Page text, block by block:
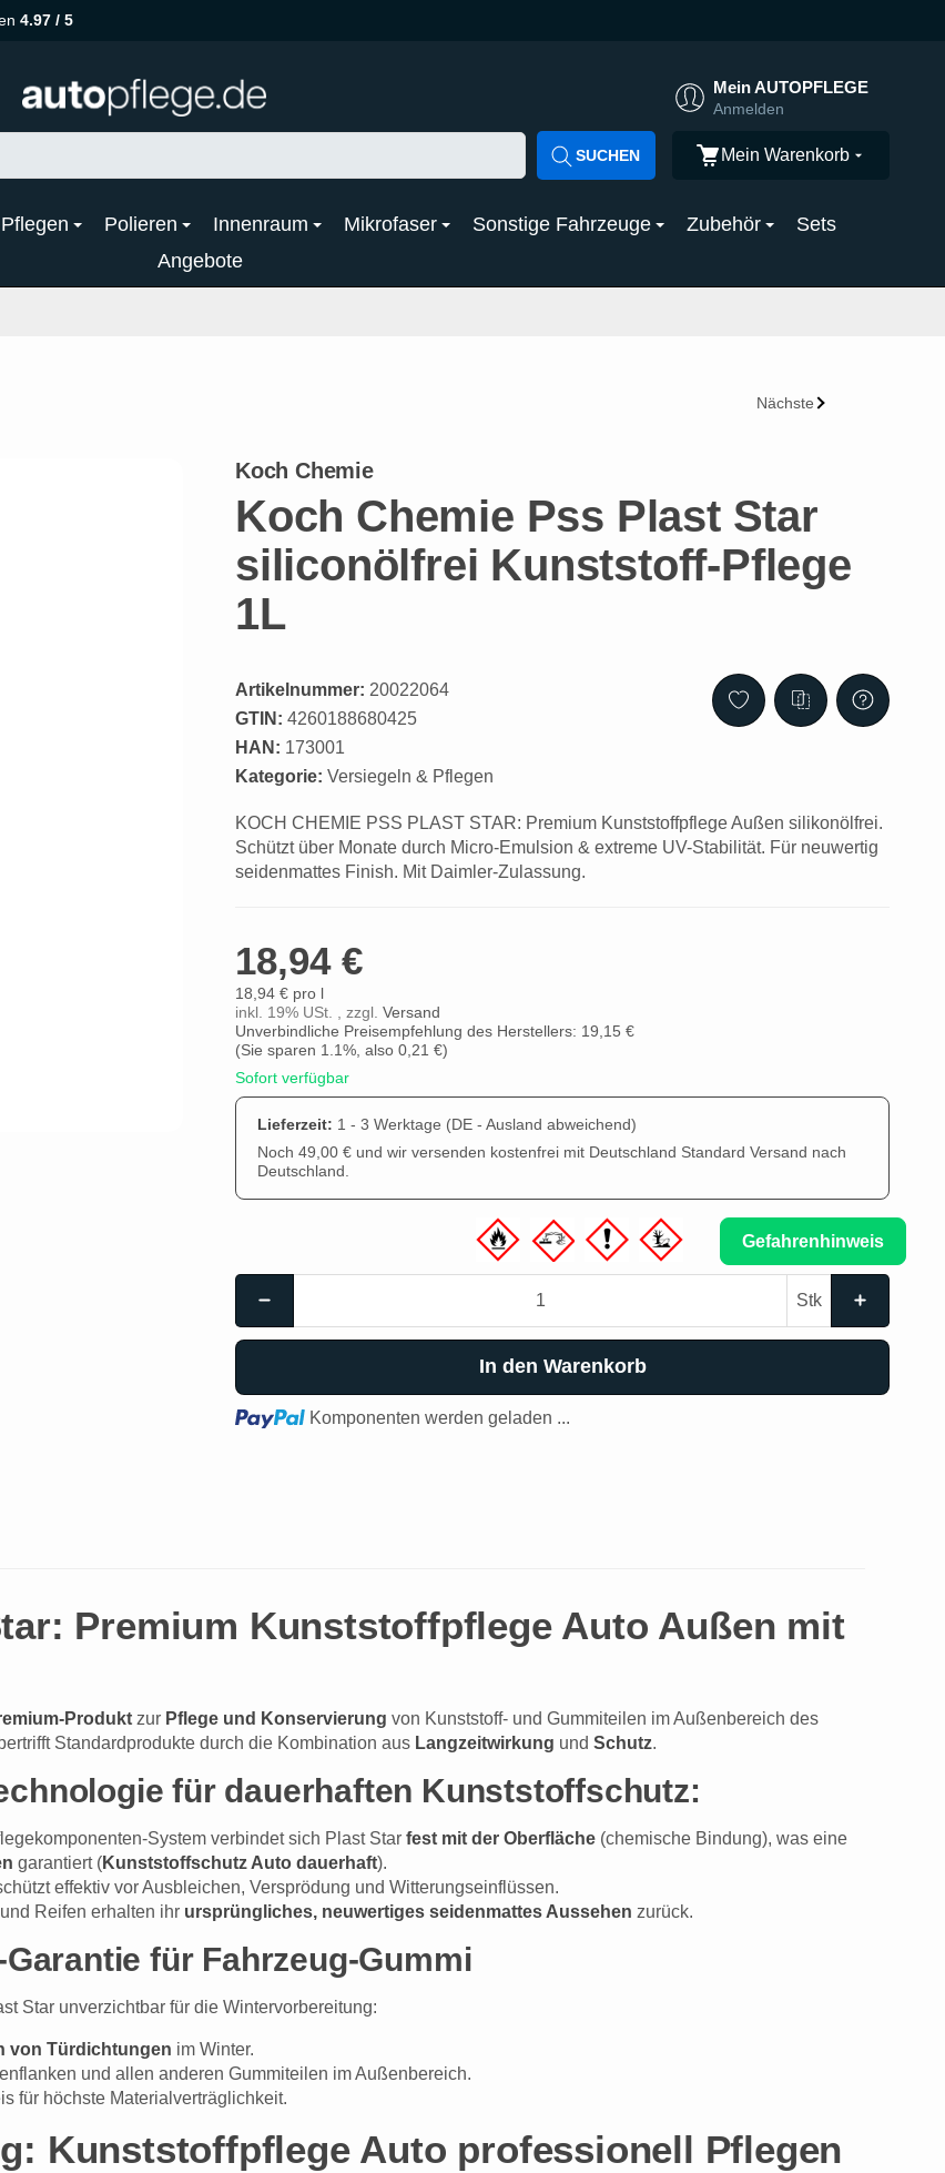
4.97 / 5
Mein AUTOPFLEGE
Anmelden
SUCHEN Mein Warenkorb
Polieren Innenraum Mikrofaser Sonstige Fahrzeuge Zubehör
Sets
Angebote
Nächste
Koch Chemie
Koch Chemie Pss Plast Star
siliconölfrei Kunststoff-Pflege
1L
Artikelnummer: 20022064
GTIN: 4260188680425
HAN: 173001
Kategorie: Versiegeln & Pflegen
KOCH CHEMIE PSS PLAST STAR: Premium Kunststoffpflege Außen silikonölfrei.
Schützt über Monate durch Micro-Emulsion & extreme UV-Stabilität. Für neuwertig
seidenmattes Finish. Mit Daimler-Zulassung.
18,94 €
18,94 € pro l
inkl. 19% USt. , zzgl. Versand
Unverbindliche Preisempfehlung des Herstellers: 19,15 €
(Sie sparen 1.1% , also 0,21 €)
Sofort verfügbar
Lieferzeit: 1 - 3 Werktage (DE - Ausland abweichend)
Noch 49,00 € und wir versenden kostenfrei mit Deutschland Standard Versand nach
Deutschland.
Gefahrenhinweis
Stk
In den Warenkorb
Loading...Komponenten werden geladen ...
Premium Kunststoffpflege Auto Außen mit
Produkt zur Pflege und Konservierung von Kunststoff- und Gummiteilen im Außenbereich des
Standardprodukte durch die Kombination aus Langzeitwirkung und Schutz.
für dauerhaften Kunststoffschutz:
System verbindet sich Plast Star fest mit der Oberfläche (chemische Bindung), was eine
garantiert (Kunststoffschutz Auto dauerhaft).
effektiv vor Ausbleichen, Versprödung und Witterungseinflüssen.
Reifen erhalten ihr ursprüngliches, neuwertiges seidenmattes Aussehen zurück.
für Fahrzeug-Gummi
Star unverzichtbar für die Wintervorbereitung:
von Türdichtungen im Winter.
und allen anderen Gummiteilen im Außenbereich.
für höchste Materialverträglichkeit.
Kunststoffpflege Auto professionell Pflegen